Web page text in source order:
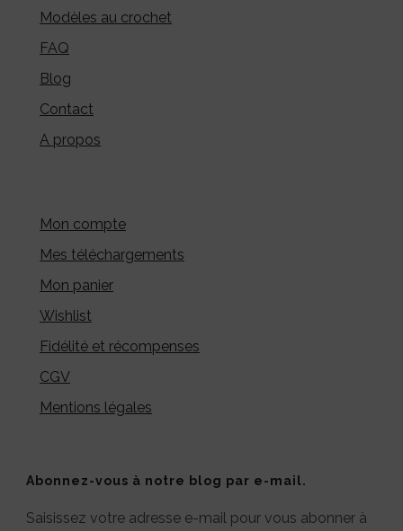
Modèles au crochet
FAQ
Blog
Contact
A propos
Mon compte
Mes téléchargements
Mon panier
Wishlist
Fidélité et récompenses
CGV
Mentions légales
Abonnez-vous à notre blog par e-mail.
Saisissez votre adresse e-mail pour vous abonner à